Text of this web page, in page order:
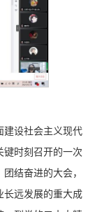
建设社会主义现代
键时刻召开的一次
结奋进的大会，
长远发展的重大成